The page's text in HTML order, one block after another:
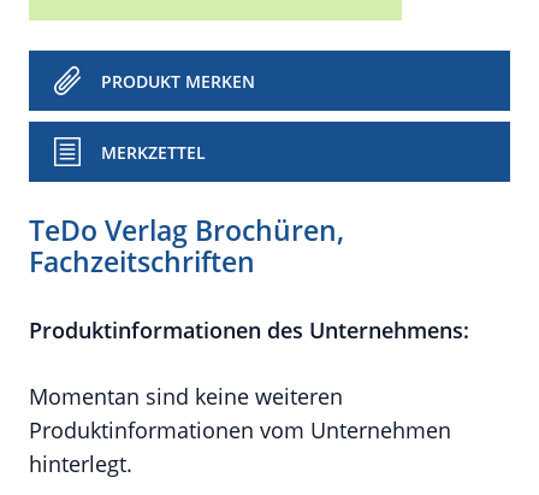
PRODUKT MERKEN
MERKZETTEL
TeDo Verlag Brochüren,
Fachzeitschriften
Produktinformationen des Unternehmens:
Momentan sind keine weiteren
Produktinformationen vom Unternehmen
hinterlegt.